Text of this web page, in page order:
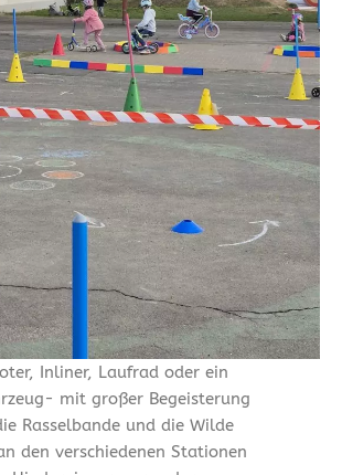
Inliner, Laufrad oder ein
mit großer Begeisterung
Rasselbande und die Wilde
den verschiedenen Stationen